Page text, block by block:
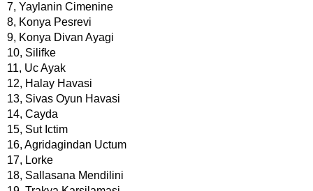
7, Yaylanin Cimenine
8, Konya Pesrevi
9, Konya Divan Ayagi
10, Silifke
11, Uc Ayak
12, Halay Havasi
13, Sivas Oyun Havasi
14, Cayda
15, Sut Ictim
16, Agridagindan Uctum
17, Lorke
18, Sallasana Mendilini